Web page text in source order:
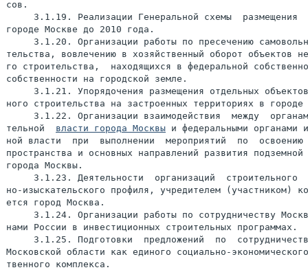
сов.
3.1.19. Реализации Генеральной схемы  размещения
городе Москве до 2010 года.
3.1.20. Организации работы по пресечению
тельства, вовлечению в хозяйственный оборот объектов
го строительства,  находящихся в федеральной
собственности на городской земле.
3.1.21. Упорядочения размещения отдельных
ного строительства на застроенных территориях в
3.1.22. Организации взаимодействия  между
тельной власти города Москвы и федеральными органами
ной власти  при  выполнении  мероприятий  по  освоению
пространства и основных направлений развития подземной
города Москвы.
3.1.23. Деятельности  организаций  строительного
но-изыскательского профиля, учредителем (участником)
ется город Москва.
3.1.24. Организации работы по сотрудничеству
нами России в инвестиционных строительных программах.
3.1.25. Подготовки  предложений  по
Московской области как единого социально-
твенного комплекса.